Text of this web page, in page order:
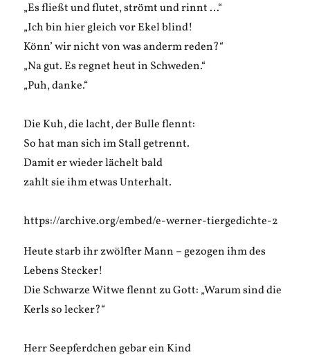
„Es fließt und flutet, strömt und rinnt …“
„Ich bin hier gleich vor Ekel blind!
Könn’ wir nicht von was anderm reden?“
„Na gut. Es regnet heut in Schweden.“
„Puh, danke.“
Die Kuh, die lacht, der Bulle flennt:
So hat man sich im Stall getrennt.
Damit er wieder lächelt bald
zahlt sie ihm etwas Unterhalt.
https://archive.org/embed/e-werner-tiergedichte-2
Heute starb ihr zwölfter Mann – gezogen ihm des
Lebens Stecker!
Die Schwarze Witwe flennt zu Gott: „Warum sind die
Kerls so lecker?“
Herr Seepferdchen gebar ein Kind